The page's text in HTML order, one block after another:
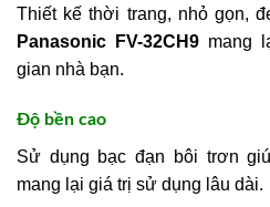
Thiết kế thời trang, nhỏ gọn,
Panasonic FV-32CH9 mang
gian nhà bạn.
Độ bền cao
Sử dụng bạc đạn bôi trơn
mang lại giá trị sử dụng lâu dài.